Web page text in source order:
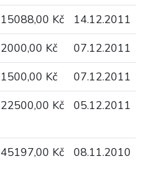
15088,00 Kč
14.12.2011
2000,00 Kč
07.12.2011
1500,00 Kč
07.12.2011
22500,00 Kč 05.12.2011
45197,00 Kč 08.11.2010